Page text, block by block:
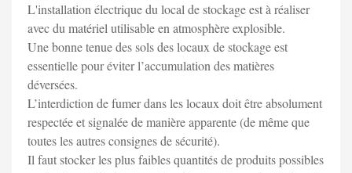
L'installation électrique du local de stockage est à réaliser
avec du matériel utilisable en atmosphère explosible.
Une bonne tenue des sols des locaux de stockage est
essentielle pour éviter l’accumulation des matières
déversées.
L’interdiction de fumer dans les locaux doit être absolument
respectée et signalée de manière apparente (de même que
toutes les autres consignes de sécurité).
Il faut stocker les plus faibles quantités de produits possibles